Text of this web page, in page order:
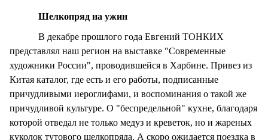
Шелкопряд на ужин
В декабре прошлого года Евгений ТОНКИХ
представлял наш регион на выставке "Современные
художники России", проводившейся в Харбине. Привез из
Китая каталог, где есть и его работы, подписанные
причудливыми иероглифами, и воспоминания о такой же
причудливой культуре. О "беспредельной" кухне, благодаря
которой отведал не только медуз и креветок, но и жареных
куколок тутового шелкопряда. А скоро ожидается поездка в